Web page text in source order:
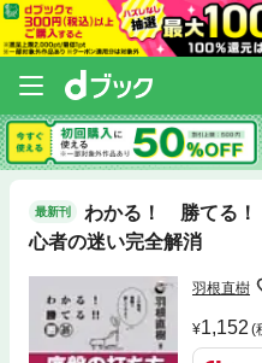
最新刊
わかる！ 勝てる
心者の迷い完全解消
羽根直樹
1,152 (